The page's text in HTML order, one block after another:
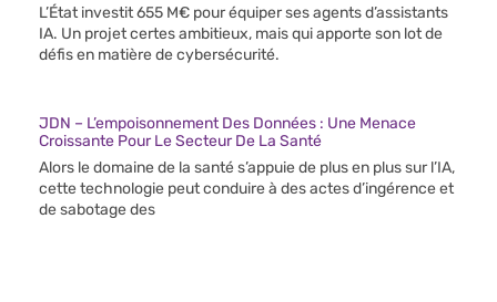
L’État investit 655 M€ pour équiper ses agents d’assistants
IA. Un projet certes ambitieux, mais qui apporte son lot de
défis en matière de cybersécurité.
JDN – L’empoisonnement Des Données : Une Menace
Croissante Pour Le Secteur De La Santé
Alors le domaine de la santé s’appuie de plus en plus sur l’IA,
cette technologie peut conduire à des actes d’ingérence et
de sabotage des